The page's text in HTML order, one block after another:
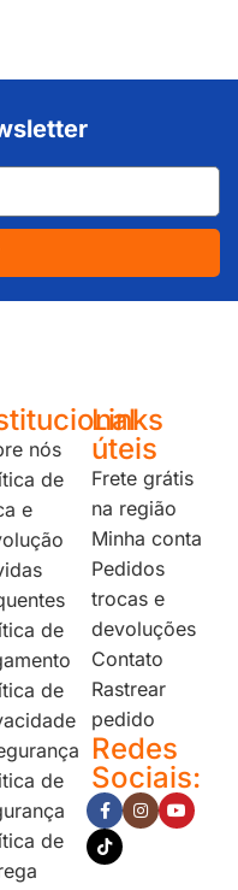
nós
de
e
de
de
de
de
Links
úteis
Frete grátis
na região
Minha conta
Pedidos
trocas e
devoluções
Contato
Rastrear
pedido
Redes
Sociais: